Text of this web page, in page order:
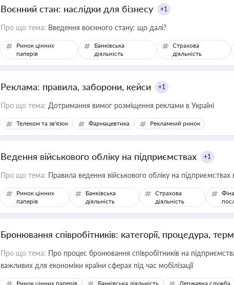
Воєнний стан: наслідки для бізнесу +1
Про що тема: Введення воєнного стану: що далі?
Ринок цінних
паперів
Банківська
діяльність
Страхова
діяльність
Реклама: правила, заборони, кейси +1
Про що тема: Дотримання вимог розміщення реклами в Україні
Телеком та зв'язок Фармацевтика Рекламний ринок
Ведення військового обліку на підприємствах +1
Про що тема: Правила ведення військового обліку на
Ринок цінних
паперів
Банківська
діяльність
Страхова
діяльність
Бронювання співробітників: категорії, процедура,
Про що тема: Про процес бронювання співробітників на
важливих для економіки країни сферах під час мобілізації
Ринок цінних паперів Банківська діяльність Державна служба